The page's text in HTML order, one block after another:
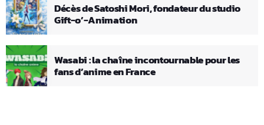
Décès de Satoshi Mori, fondateur du studio
Gift-o’-Animation
Wasabi : la chaîne incontournable pour les
fans d’anime en France